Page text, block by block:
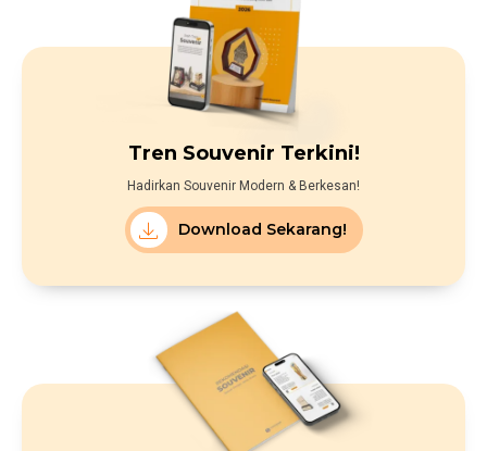
Tren Souvenir Terkini!
Hadirkan Souvenir Modern & Berkesan!
Download Sekarang!